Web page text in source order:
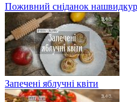
Поживний сніданок
Запечені яблучні квіти